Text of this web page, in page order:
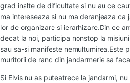
grad inalte de dificultate si nu au ce
ma intereseaza si nu ma deranjeaza
lor de organizare si ierarhizare.Din ce
decat la noi, participa nonstop la
sau sa-si manifeste nemultumirea.Este
muritorii de rand din jandarmerie sa
Si Elvis nu as puteatrece la jandarmi,